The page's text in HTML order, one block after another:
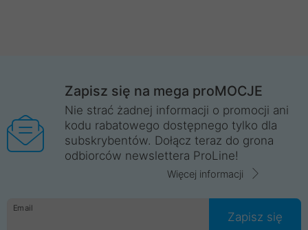
Zapisz się na mega proMOCJE
Nie strać żadnej informacji o promocji ani
kodu rabatowego dostępnego tylko dla
subskrybentów. Dołącz teraz do grona
odbiorców newslettera ProLine!
Więcej informacji
Email
Zapisz się